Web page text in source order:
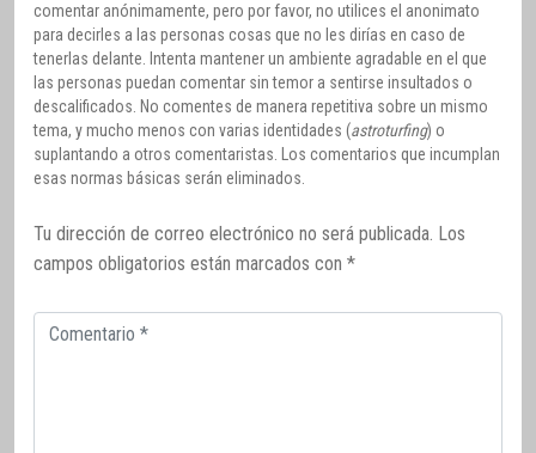
comentar anónimamente, pero por favor, no utilices el anonimato
para decirles a las personas cosas que no les dirías en caso de
tenerlas delante. Intenta mantener un ambiente agradable en el que
las personas puedan comentar sin temor a sentirse insultados o
descalificados. No comentes de manera repetitiva sobre un mismo
tema, y mucho menos con varias identidades (astroturfing) o
suplantando a otros comentaristas. Los comentarios que incumplan
esas normas básicas serán eliminados.
Tu dirección de correo electrónico no será publicada. Los
campos obligatorios están marcados con *
Comentario